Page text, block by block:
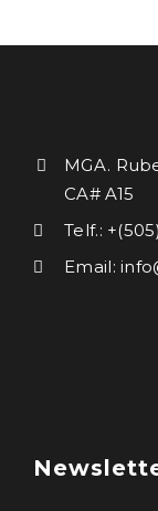
MGA.
CA# A15
Telf.:
Email: